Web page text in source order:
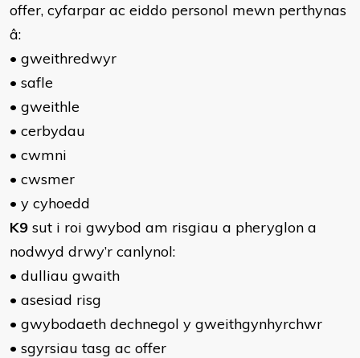
offer, cyfarpar ac eiddo personol mewn perthynas
â:
• gweithredwyr
• safle
• gweithle
• cerbydau
• cwmni
• cwsmer
• y cyhoedd
K9 sut i roi gwybod am risgiau a pheryglon a
nodwyd drwy’r canlynol:
• dulliau gwaith
• asesiad risg
• gwybodaeth dechnegol y gweithgynhyrchwr
• sgyrsiau tasg ac offer